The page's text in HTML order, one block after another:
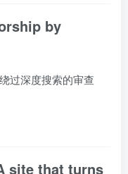
by
过深度搜索的审查
site that turns